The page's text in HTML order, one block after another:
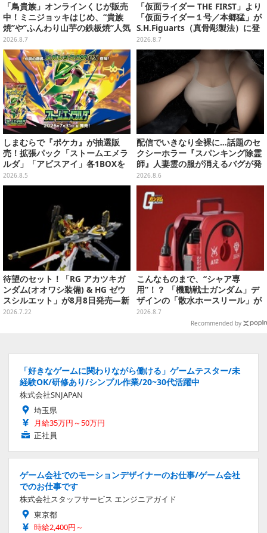
「鳥貴族」オンラインくじが販売
中！ミニジョッキはじめ、“貴族
焼”や”ふんわり山芋の鉄板焼”人気
メニューTシャツなどラインナッ
プ
2026.8.7
「仮面ライダー THE FIRST」より
「仮面ライダー１号／本郷猛」が
S.H.Figuarts（真骨彫製法）に登
場！8月18日より予約受付開始
2026.8.7
しまむらで『ポケカ』が抽選販
売！拡張パック「ストームエメラ
ルダ」「アビスアイ」各1BOXを
ラインナップ
2026.8.5
配信でいきなり全裸に…話題のセ
クシーホラー『スパンキング除霊
師』人妻霊の服が消えるバグが発
生。「丸裸になる現象を泣きなが
ら修正しました」と現在はアプデ
済み
2026.8.6
待望のセット！「RG アカツキガ
ンダム(オオワシ装備) & HG ゼウ
スシルエット」が8月8日発売―新
規造形の股関節強化パーツも付属
2026.7.22
こんなものまで、“シャア専
用”！？ 「機動戦士ガンダム」デ
ザインの「散水ホースリール」が
予約開始ーあえて存在感を放つ赤
2026.8.7
Recommended by
「好きなゲームに関わりながら働ける」ゲームテスター/未
経験OK/研修あり/シンプル作業/20~30代活躍中
株式会社SNJAPAN
埼玉県
月給35万円～50万円
正社員
ゲーム会社でのモーションデザイナーのお仕事/ゲーム会社
でのお仕事です
株式会社スタッフサービス エンジニアガイド
東京都
時給2,400円～